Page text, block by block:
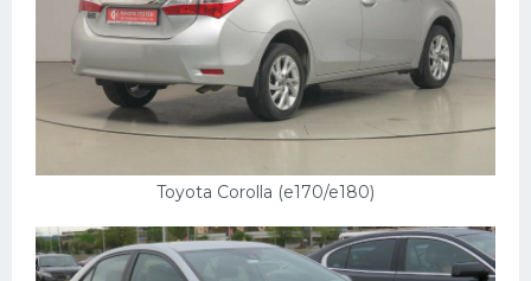
Toyota Corolla (e170/e180)